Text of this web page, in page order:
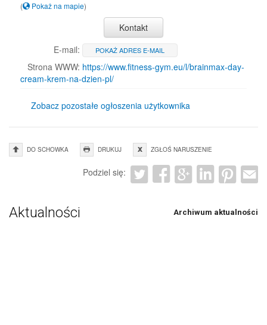
( Pokaż na mapie)
Kontakt
E-mail:
POKAŻ ADRES E-MAIL
Strona WWW: https://www.fitness-gym.eu/l/brainmax-day-
cream-krem-na-dzien-pl/
Zobacz pozostałe ogłoszenia użytkownika
DO SCHOWKA DRUKUJ ZGŁOŚ NARUSZENIE
Podziel się:
Aktualności Archiwum aktualności